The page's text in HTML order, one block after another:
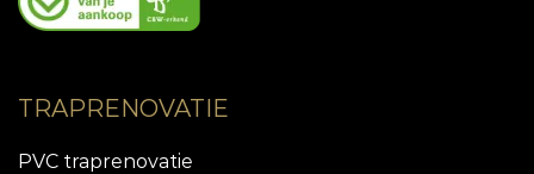
TRAPRENOVATIE
PVC traprenovatie